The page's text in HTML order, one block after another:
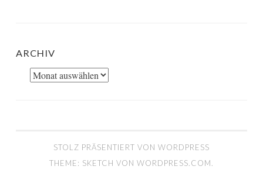
ARCHIV
Archiv
STOLZ PRÄSENTIERT VON WORDPRESS
THEME: SKETCH VON WORDPRESS.COM